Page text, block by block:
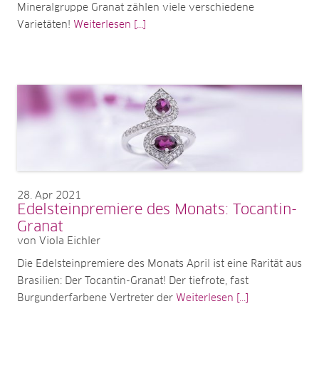
Mineralgruppe Granat zählen viele verschiedene
Varietäten! Weiterlesen [...]
28 Apr 2021
Edelsteinpremiere des Monats: Tocantin-
Granat
von Viola Eichler
Die Edelsteinpremiere des Monats April ist eine Rarität aus
Brasilien: Der Tocantin-Granat! Der tiefrote, fast
Burgunderfarbene Vertreter der Weiterlesen [...]